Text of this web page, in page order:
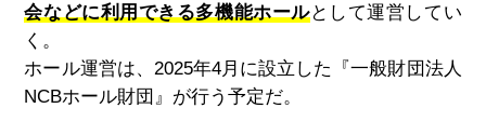
会などに利用できる多機能ホールとして運営してい
く。
ホール運営は、 2025年4月に設立した『一般財団法人
NCBホール財団』が行う予定だ。